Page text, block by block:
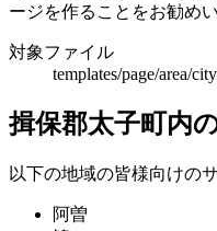
ージを作ることをお勧め
対象ファイル
templates/page/area/
揖保郡太子町内
以下の地域の皆様向けの
阿曽